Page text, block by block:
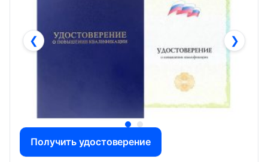
❮ ❯
Получить удостоверение